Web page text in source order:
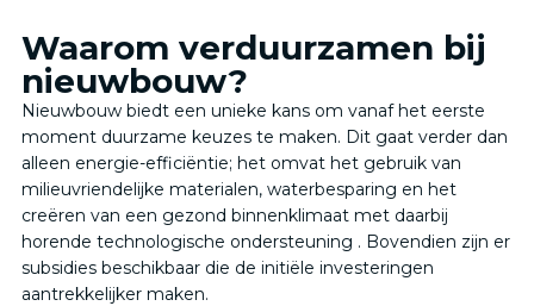
Waarom verduurzamen bij
nieuwbouw?
Nieuwbouw biedt een unieke kans om vanaf het eerste
moment duurzame keuzes te maken. Dit gaat verder dan
alleen energie-efficiëntie; het omvat het gebruik van
milieuvriendelijke materialen, waterbesparing en het
creëren van een gezond binnenklimaat met daarbij
horende technologische ondersteuning . Bovendien zijn er
subsidies beschikbaar die de initiële investeringen
aantrekkelijker maken.​